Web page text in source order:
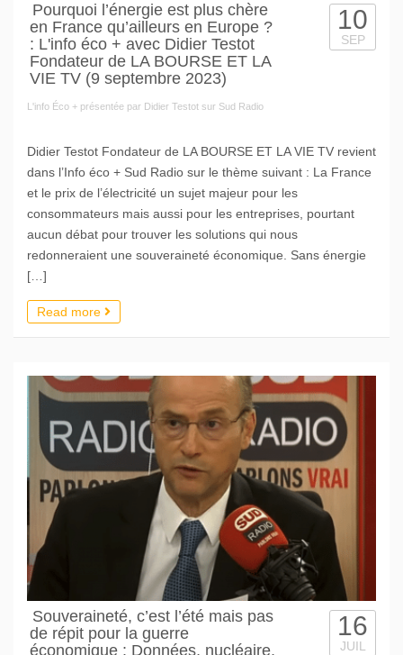
Pourquoi l’énergie est plus chère
en France qu’ailleurs en Europe ?
: L'info éco + avec Didier Testot
Fondateur de LA BOURSE ET LA
VIE TV (9 septembre 2023)
L'info Éco + présentée par Didier Testot sur Sud Radio
10
SEP
Didier Testot Fondateur de LA BOURSE ET LA VIE TV revient
dans l’Info éco + Sud Radio sur le thème suivant : La France
et le prix de l’électricité un sujet majeur pour les
consommateurs mais aussi pour les entreprises, pourtant
aucun débat pour trouver les solutions qui nous
redonneraient une souveraineté économique. Sans énergie
[…]
Read more
Souveraineté, c’est l’été mais pas
de répit pour la guerre
économique : Données, nucléaire,
16
JUIL